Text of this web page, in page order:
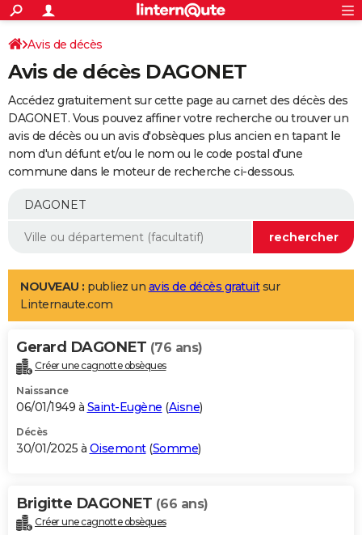
ACTUALITÉS
Politique
Société
Faits Divers
Education
Monde
Villes
+
SPORT
Coupe du monde 2026
Football
Tennis
Cyclisme
Rugby
Forum
Programme TV
TNT
Streaming
Cinéma
Sorties cinéma
Musique
+
FINANCE
Retraite
Epargne
Immobilier
Risques naturels par ville
Banque
Assurance
AUTO
Essais
Réserver un essai
Citadines
Berlines
SUV
Forum auto
+
Mobiles
Meilleur smartphone
Internet
Ordinateurs
Jeux vidéo
Guide high-tech
Aménagement intérieur
LIFESTYLE
Art de vivre
Bien-être
Loisirs
Mode
Modes de vie
Alimentation
Guide de la santé
Maladies
Médicaments
Sommeil
VOYAGE
Destinations
City break
Voyage nature
Voyage de noces
Forum
Climat
+PHOTO
GUIDES D'ACHAT
BONS PLANS
Carte de Noël
Carte Bonne année
Carte Saint-Valentin
Carte Pâques
Carte d'anniversaire
DICTIONNAIRE
Avis de décès
Avis de décès DAGONET
Accédez gratuitement sur cette page au carnet des décès des
DAGONET. Vous pouvez affiner votre recherche ou trouver un
avis de décès ou un avis d'obsèques plus ancien en tapant le
nom d'un défunt et/ou le nom ou le code postal d'une
commune dans le moteur de recherche ci-dessous.
NOUVEAU : publiez un avis de décès gratuitsur
Linternaute.com
Gerard DAGONET (76 ans)
Créer une cagnotte obsèques
Naissance
06/01/1949 à Saint-Eugène (Aisne)
Décès
30/01/2025 à Oisemont(Somme)
Brigitte DAGONET (66 ans)
Créer une cagnotte obsèques